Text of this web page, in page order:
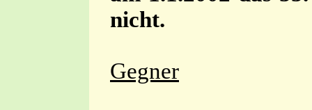
nicht.
Gegner